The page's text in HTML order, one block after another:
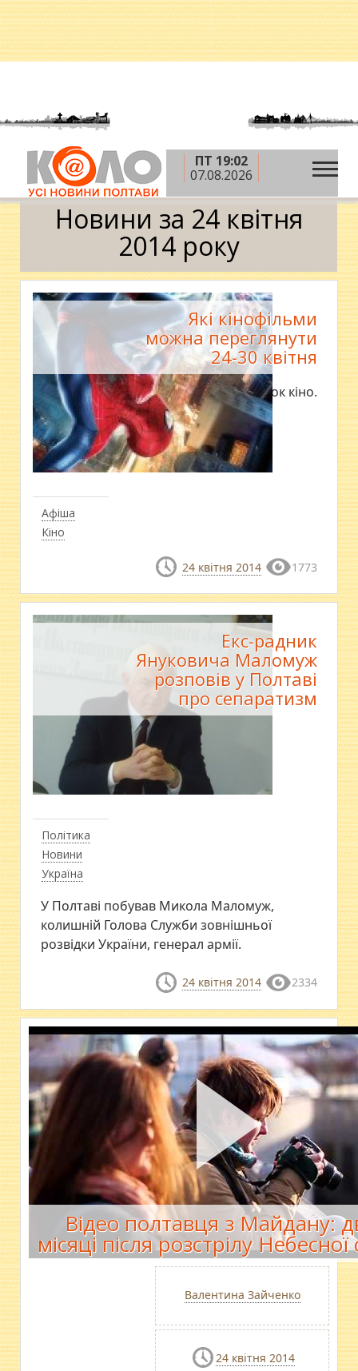
ПТ 19:02
07.08.2026
Головна » 2014 рік » квітень »24 квітня
Календар
Новини за 24 квітня
2014 року
Афіша
Кіно
Які кінофільми
можна переглянути
24-30 квітня
Перелік новинок кіно.
24 квітня 2014 1773
Політика
Новини
Україна
Екс-радник
Януковича Маломуж
розповів у Полтаві
про сепаратизм
У Полтаві побував Микола Маломуж,
колишній Голова Служби зовнішньої
розвідки України, генерал армії.
24 квітня 2014 2334
Відео полтавця з Майдану:
місяці після розстрілу Небесної
Валентина Зайченко
24 квітня 2014